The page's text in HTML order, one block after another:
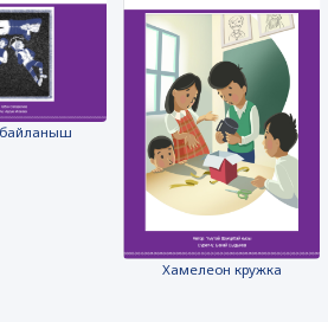
Хамелеон кружка